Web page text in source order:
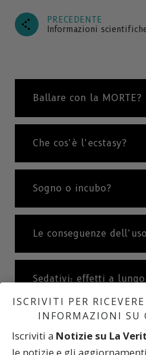
PRECEDENTE
Informazioni
Ballare con la MORTE?
Che cos’è l’ecstasy?
Sogno o incubo?
Le conseguenze
Sedativi: effetti a
ISCRIVITI PER
INFORMAZIONI SU
Iscriviti a Notizie su La
le notizie e gli